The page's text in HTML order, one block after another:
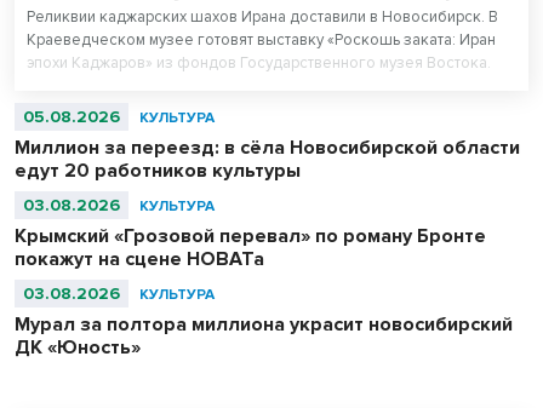
Реликвии каджарских шахов Ирана доставили в Новосибирск. В
Краеведческом музее готовят выставку «Роскошь заката: Иран
эпохи Каджаров» из фондов Государственного музея Востока.
сотканный для последнего шаха династии – 11-летнего Султан
05.08.2026 КУЛЬТУРА
Миллион за переезд: в сёла Новосибирской области
едут 20 работников культуры
03.08.2026 КУЛЬТУРА
Крымский «Грозовой перевал» по роману Бронте
покажут на сцене НОВАТа
03.08.2026 КУЛЬТУРА
Мурал за полтора миллиона украсит новосибирский
ДК «Юность»